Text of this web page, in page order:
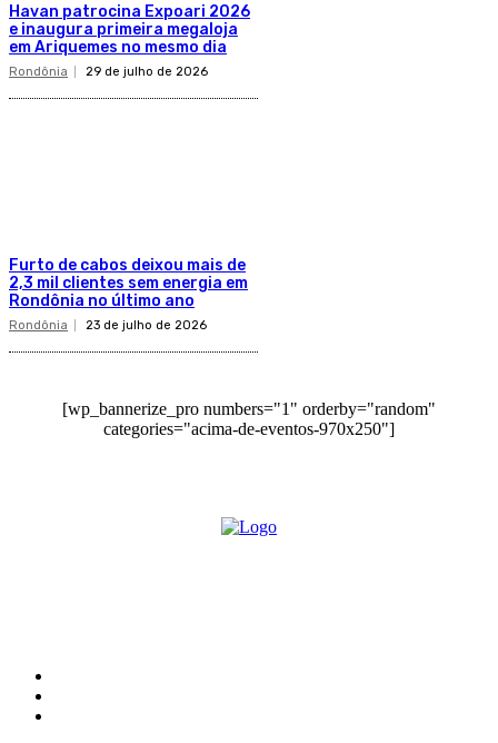
Havan patrocina Expoari 2026
e inaugura primeira megaloja
em Ariquemes no mesmo dia
Rondônia 29 de julho de 2026
Furto de cabos deixou mais de
2,3 mil clientes sem energia em
Rondônia no último ano
Rondônia 23 de julho de 2026
[wp_bannerize_pro numbers="1" orderby="random"
categories="acima-de-eventos-970x250"]